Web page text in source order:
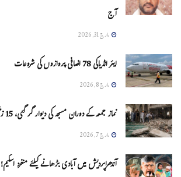
آج
مارچ 31, 2026
ایئر انڈیاکی 78 اضافی پروازوں کی شروعات
مارچ 8, 2026
نماز جمعہ کے دوران مسجد کی دیوار گر گئی، 15 زخمی
مارچ 7, 2026
آندھراپردیش میں آبادی بڑھانے کیلئے منفرد اسکیم!